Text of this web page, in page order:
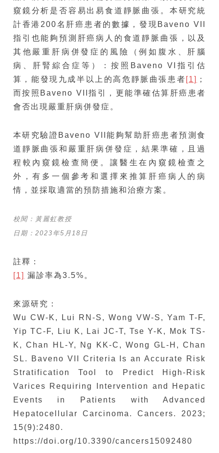
窺鏡分析是否容易出易食道靜脈曲張。本研究統
計香港200名肝癌患者的數據，發現Baveno VII
指引也能夠預測肝癌病人的食道靜脈曲張，以及
其他嚴重肝病併發症的風險（例如腹水、肝腦
病、肝腎綜合症等）：按照Baveno VI指引估
算，能發現九成半以上的高危靜脈曲張患者 [1]
；
而按照Baveno VII指引，更能準確估算肝癌患者
會否出現嚴重肝病併發症。
本研究驗證Baveno VII能夠幫助肝癌患者預測食
道靜脈曲張和嚴重肝病併發症，結果準確，且過
程較內窺鏡檢查簡便。讓醫生在內窺鏡檢查之
外，有多一個參考和選擇來推算肝癌病人的病
情，並採取適當的預防措施和治療方案。
校閱：黃麗虹教授
日期：2023年5月18日
註釋：
[1] 漏診率為3.5%。
來源研究：
Wu CW-K, Lui RN-S, Wong VW-S, Yam T-F,
Yip TC-F, Liu K, Lai JC-T, Tse Y-K, Mok TS-
K, Chan HL-Y, Ng KK-C, Wong GL-H, Chan
SL. Baveno VII Criteria Is an Accurate Risk
Stratification Tool to Predict High-Risk
Varices Requiring Intervention and Hepatic
Events in Patients with Advanced
Hepatocellular Carcinoma. Cancers. 2023;
15(9):2480.
https://doi.org/10.3390/cancers15092480